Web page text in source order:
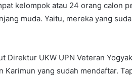
kelompok atau 24 orang calon
muda. Yaitu, mereka yang
Direktur UKW UPN Veteran
Karimun yang sudah mendaftar.